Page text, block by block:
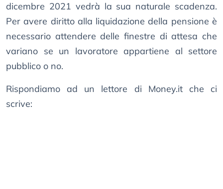
dicembre 2021 vedrà la sua naturale scadenza.
Per avere diritto alla liquidazione della pensione è
necessario attendere delle finestre di attesa che
variano se un lavoratore appartiene al settore
pubblico o no.
Rispondiamo ad un lettore di Money.it che ci
scrive: